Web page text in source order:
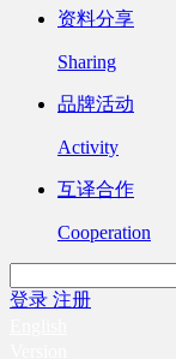
资料分享
Sharing
品牌活动
Activity
互译合作
Cooperation
登录 注册